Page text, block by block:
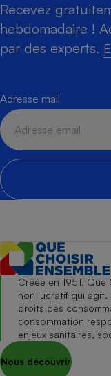
Recevez
hebdomadaire !
par des experts.
Adresse mail
Créée en 1951,
non lucratif qui
droits des
consommation
enjeux sanitaires,
Nous découvrir